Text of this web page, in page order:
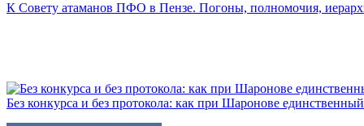
К Совету атаманов ПФО в Пензе. Погоны, полномочия,
Без конкурса и без протокола: как при Шаронове